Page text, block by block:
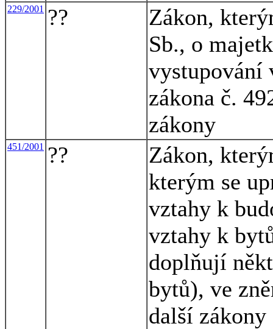
229/2001 ??
Zákon,
Sb., o
vystupování
zákona č.
zákony
451/2001 ??
Zákon,
kterým se
vztahy k
vztahy k
doplňují
bytů), ve
další zákony